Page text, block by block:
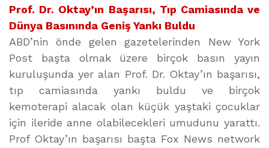
Prof. Dr. Oktay’ın Başarısı, Tıp Camiasında ve
Dünya Basınında Geniş Yankı Buldu
ABD’nin önde gelen gazetelerinden New York
Post başta olmak üzere birçok basın yayın
kuruluşunda yer alan Prof. Dr. Oktay’ın başarısı,
tıp camiasında yankı buldu ve birçok
kemoterapi alacak olan küçük yaştaki çocuklar
için ileride anne olabilecekleri umudunu yarattı.
Prof Oktay’ın başarısı başta Fox News network